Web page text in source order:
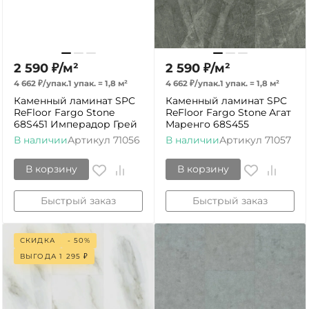
2 590 ₽/м²
4 662 ₽/упак.1 упак. = 1,8 м²
Каменный ламинат SPC
ReFloor Fargo Stone
68S451 Имперадор Грей
В наличииАртикул 71056
В корзину
Быстрый заказ
2 590 ₽/м²
4 662 ₽/упак.1 упак. = 1,8 м²
Каменный ламинат SPC
ReFloor Fargo Stone Агат
Маренго 68S455
В наличииАртикул 71057
В корзину
Быстрый заказ
СКИДКА
- 50%
ВЫГОДА1 295 ₽